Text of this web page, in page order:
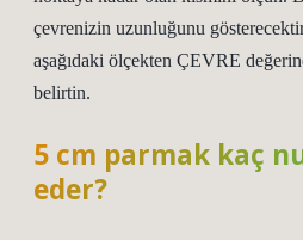
çevrenizin uzunluğunu
aşağıdaki ölçekten ÇEVRE
belirtin.
5 cm parmak kaç
eder?